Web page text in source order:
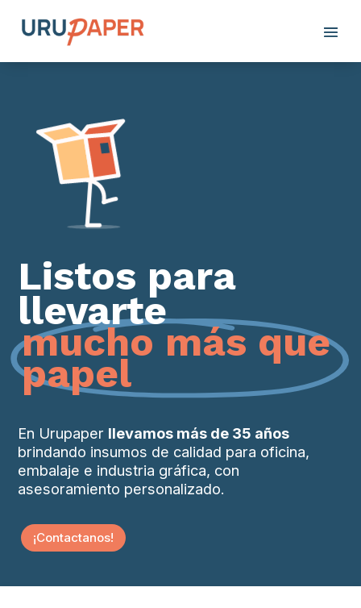
Listos para
llevarte
mucho más que
papel
En Urupaper llevamos más de 35 años
brindando insumos de calidad para oficina,
embalaje e industria gráfica, con
asesoramiento personalizado.
¡Contactanos!